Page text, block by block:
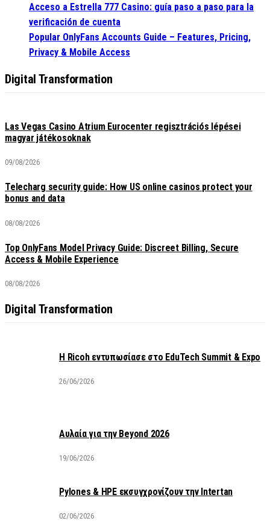
Acceso a Estrella 777 Casino: guía paso a paso para la
verificación de cuenta
Popular OnlyFans Accounts Guide – Features, Pricing,
Privacy & Mobile Access
Digital Transformation
Las Vegas Casino Atrium Eurocenter regisztrációs lépései
magyar játékosoknak
09/08/2026
Telecharg security guide: How US online casinos protect your
bonus and data
08/08/2026
Top OnlyFans Model Privacy Guide: Discreet Billing, Secure
Access & Mobile Experience
08/08/2026
Digital Transformation
Η Ricoh εντυπωσίασε στο EduTech Summit & Expo
26/06/2026
Αυλαία για την Beyond 2026
19/06/2026
Pylones & HPE εκσυγχρονίζουν την Intertan
02/06/2026